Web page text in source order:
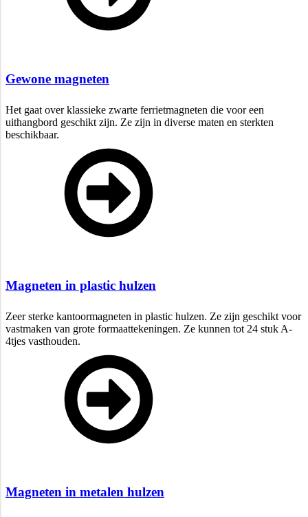
Gewone magneten
Het gaat over klassieke zwarte ferrietmagneten die voor een
uithangbord geschikt zijn. Ze zijn in diverse maten en sterkten
beschikbaar.
Magneten in plastic hulzen
Zeer sterke kantoormagneten in plastic hulzen. Ze zijn geschikt voor
vastmaken van grote formaattekeningen. Ze kunnen tot 24 stuk A-
4tjes vasthouden.
Magneten in metalen hulzen